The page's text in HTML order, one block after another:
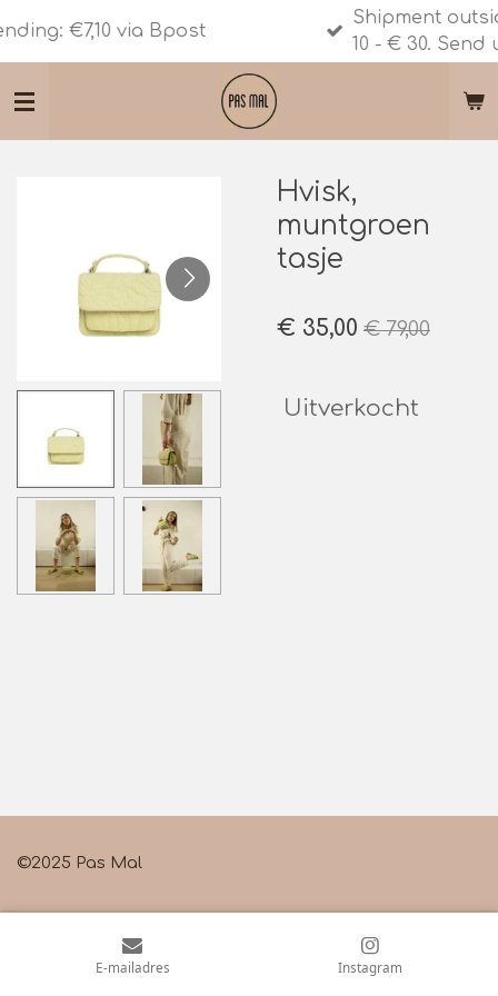
Ga
de
Bpost
Shipment outside Belgium -
10 - € 30. Send us an email.
Hvisk,
muntgroen
tasje
€ 35,00 € 79,00
Uitverkocht
©2025 Pas Mal
E-mailadres Instagram